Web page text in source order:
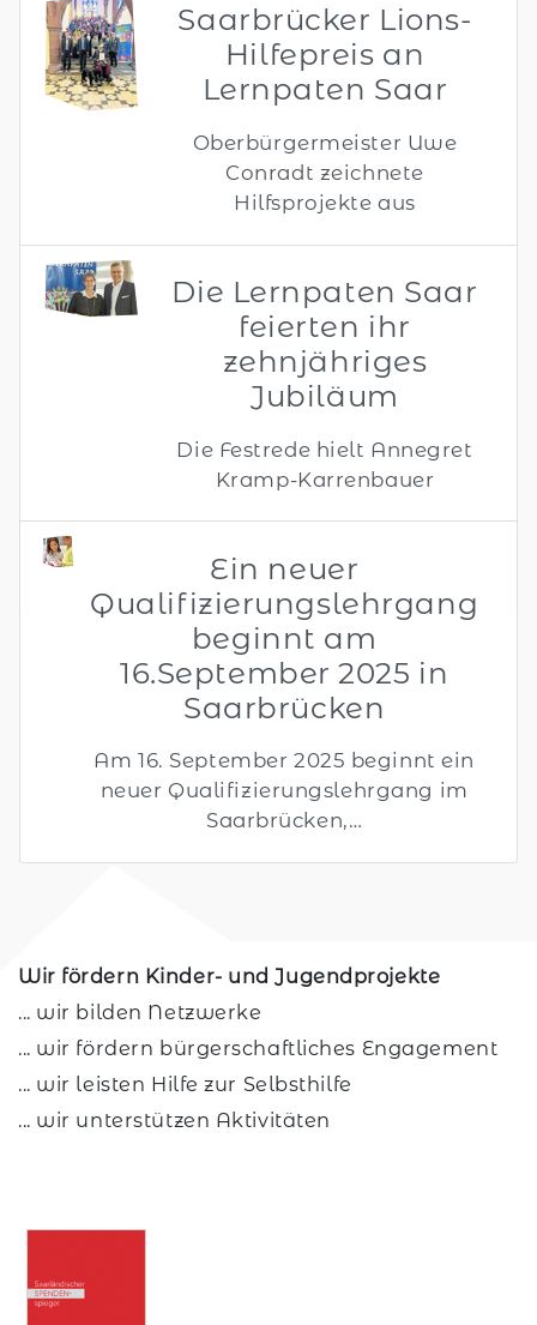
Saarbrücker Lions-
Hilfepreis an
Lernpaten Saar
Oberbürgermeister Uwe
Conradt zeichnete
Hilfsprojekte aus
Die Lernpaten Saar
feierten ihr
zehnjähriges
Jubiläum
Die Festrede hielt Annegret
Kramp-Karrenbauer
Ein neuer
Qualifizierungslehrgang
beginnt am
16.September 2025 in
Saarbrücken
Am 16. September 2025 beginnt ein
neuer Qualifizierungslehrgang im
Saarbrücken,…
Wir fördern Kinder- und Jugendprojekte
... wir bilden Netzwerke
... wir fördern bürgerschaftliches Engagement
... wir leisten Hilfe zur Selbsthilfe
... wir unterstützen Aktivitäten